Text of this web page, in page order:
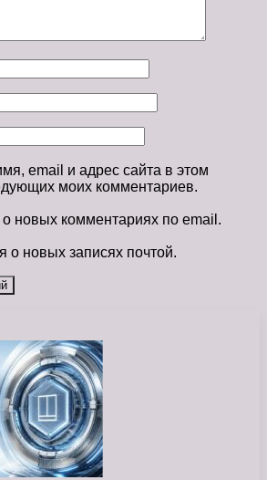
email и адрес сайта в этом
моих комментариев.
новых комментариях по email.
о новых записях почтой.